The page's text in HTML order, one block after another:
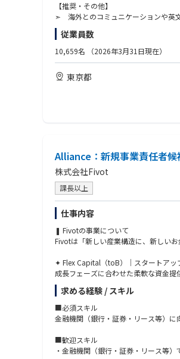
【推奨・その他】
➣ 海外とのコミュニケーションや英
➣ 証券アナリスト
➣ 英語中級～上級レベル
➣ マーケット経験のほか、企業分析
従業員数
10,659名 （2026年3月31日現在）
東京都
Alliance：新規事業責任者候
株式会社Fivot
課長以上
仕事内容
❚ Fivotの事業について
Fivotは「新しい産業構造に、新しい
✦ Flex Capital（toB）｜スタートアッ
成長フェーズに合わせた柔軟な資金提
✦ IDARE（toC）｜個人向けウォレット
日常の支払いの中で自然にお金が貯ま
❚ 具体的な業務内容
・金融機関とのアライアンスにおける
求める経験 / スキル
■必須スキル
金融機関（銀行・証券・リース等）
■歓迎スキル
・金融機関（銀行・証券・リース等）